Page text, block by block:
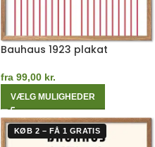
Bauhaus 1923 plakat
fra 99,00 kr.
VÆLG MULIGHEDER
KØB 2 – FÅ 1 GRATIS